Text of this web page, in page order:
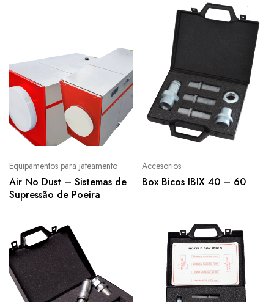
Equipamentos para jateamento
Air No Dust – Sistemas de
Supressão de Poeira
Accesorios
Box Bicos IBIX 40 – 60